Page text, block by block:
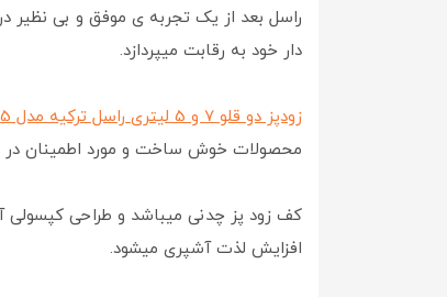
راسل بعد از یک تجربه ی موفق و بی نظیر
دار خود به رقابت میپردازد.
زودپز دو قلو 7 و 5 لیتری راسل ترکیه مدل R-155
محصولات خوش ساخت و مورد اطمینان در
کف زود پز چدنی میباشد و طراحی
افزایش لذت آشپری میشود.